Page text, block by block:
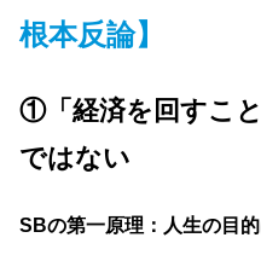
根本反論】
①「経済を回すこと
ではない
SBの第一原理：人生の目